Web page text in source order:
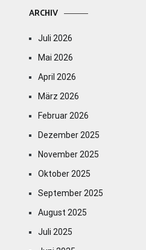
ARCHIV
Juli 2026
Mai 2026
April 2026
März 2026
Februar 2026
Dezember 2025
November 2025
Oktober 2025
September 2025
August 2025
Juli 2025